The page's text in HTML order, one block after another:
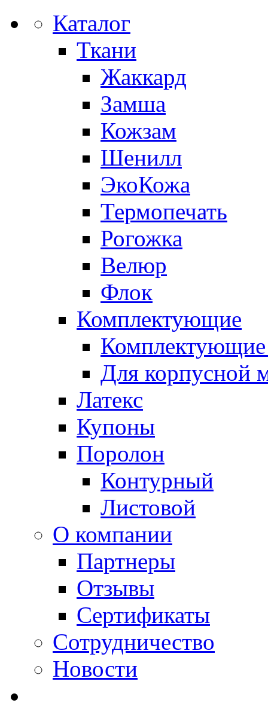
Каталог
Ткани
Жаккард
Замша
Кожзам
Шенилл
ЭкоКожа
Термопечать
Рогожка
Велюр
Флок
Комплектующие
Комплектующие
Для корпусной
Латекс
Купоны
Поролон
Контурный
Листовой
О компании
Партнеры
Отзывы
Сертификаты
Сотрудничество
Новости